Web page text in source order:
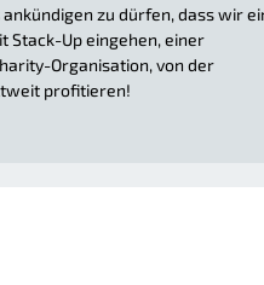
zu dürfen, dass wir
Stack-Up eingehen, einer
Organisation, von der
profitieren!